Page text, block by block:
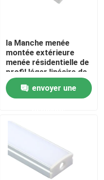
la Manche menée
montée extérieure
menée résidentielle de
profil léger linéaire de
17x15mm
envoyer une